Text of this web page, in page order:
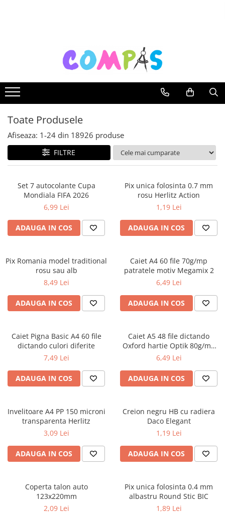
Noutăți Librăria Compas
Souvenir România
Rechizite școlare
Instrumente de scris
Stilouri școlare
Rollere și finelinere
Markere și textmarkere
Creioane grafice
Creioane colorate
Creioane cerate
Radiere
Ascutițori
Mine și rezerve
Cretă școlară și creativă
Coperți caiete si cărți
Carnete pentru elevi
Lupe și articole educative
Foarfece școlare
Globuri pământești
Cutii sandwich și caserole
Termosuri
Pahare și sticle pentru scoală
Cutii pentru depozitare
Caiete școlare și hârtie
Caiete muzică
Caiete geografie și biologie
Toate Produsele
Afiseaza: 1-24 din 18926 produse
FILTRE
Set 7 autocolante Cupa
Mondiala FIFA 2026
6,99 Lei
ADAUGA IN COS
Pix unica folosinta 0.7 mm
rosu Herlitz Action
1,19 Lei
ADAUGA IN COS
Pix Romania model traditional
rosu sau alb
8,49 Lei
ADAUGA IN COS
Caiet A4 60 file 70g/mp
patratele motiv Megamix 2
6,49 Lei
ADAUGA IN COS
Caiet Pigna Basic A4 60 file
dictando culori diferite
7,49 Lei
ADAUGA IN COS
Caiet A5 48 file dictando
Oxford hartie Optik 80g/mp
motiv Touch Trend
6,49 Lei
ADAUGA IN COS
Invelitoare A4 PP 150 microni
transparenta Herlitz
3,09 Lei
ADAUGA IN COS
Creion negru HB cu radiera
Daco Elegant
1,19 Lei
ADAUGA IN COS
Coperta talon auto
123x220mm
2,09 Lei
Pix unica folosinta 0.4 mm
albastru Round Stic BIC
1,89 Lei